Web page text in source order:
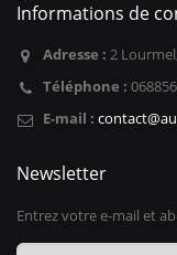
Informations de
Adresse : 2
Téléphone :
E-mail :
Newsletter
Entrez votre e-mail et